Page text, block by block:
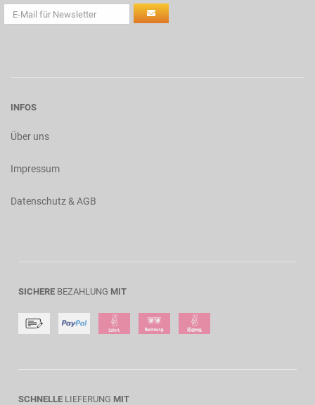
INFOS
Über uns
Impressum
Datenschutz & AGB
SICHERE BEZAHLUNG MIT
SCHNELLE LIEFERUNG MIT